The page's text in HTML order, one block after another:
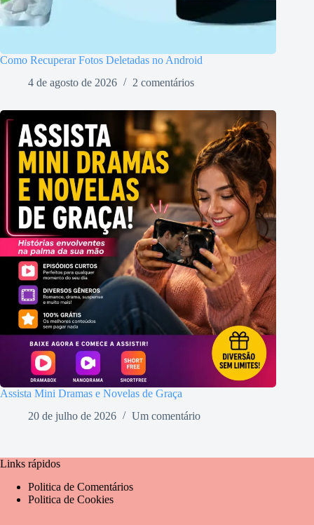
Como Recuperar Fotos Deletadas no Android
4 de agosto de 2026
2 comentários
Assista Mini Dramas e Novelas de Graça
20 de julho de 2026
Um comentário
Links rápidos
Politica de Comentários
Politica de Cookies